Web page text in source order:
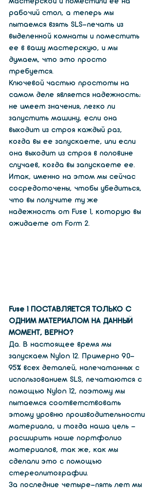
мастерской и поместили ее на
рабочий стол, а теперь мы
пытаемся взять SLS-печать из
выделенной комнаты и поместить
ее в вашу мастерскую, и мы
думаем, что это просто
требуется.
Ключевой частью простоты на
самом деле является надежность;
не имеет значения, легко ли
запустить машину, если она
выходит из строя каждый раз,
когда вы ее запускаете, или если
она выходит из строя в половине
случаев, когда вы запускаете ее.
Итак, именно на этом мы сейчас
сосредоточены, чтобы убедиться,
что вы получите ту же
надежность от Fuse 1, которую вы
ожидаете от Form 2.
Fuse 1 ПОСТАВЛЯЕТСЯ ТОЛЬКО С
ОДНИМ МАТЕРИАЛОМ НА ДАННЫЙ
МОМЕНТ, ВЕРНО?
Да. В настоящее время мы
запускаем Nylon 12. Примерно 90-
95% всех деталей, напечатанных с
использованием SLS, печатаются с
помощью Nylon 12, поэтому мы
пытаемся соответствовать
этому уровню производительности
материала, и тогда наша цель -
расширить наше портфолио
материалов, так же, как мы
сделали это с помощью
стереолитографии.
За последние четыре-пять лет мы